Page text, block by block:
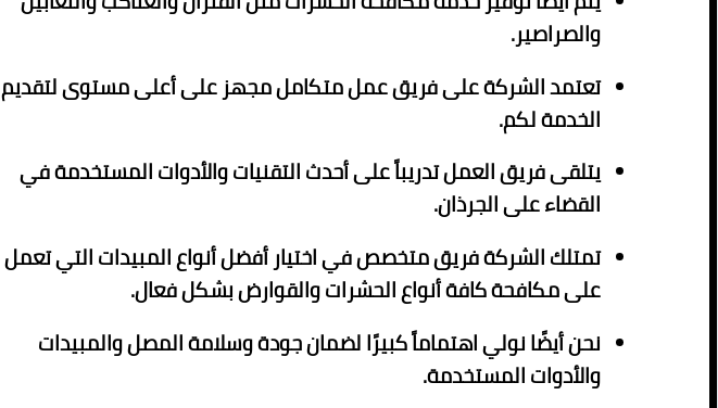
والصراصير.
تعتمد الشركة على فريق عمل متكامل مجهز على أعلى مستوى لتقديم
الخدمة لكم.
يتلقى فريق العمل تدريباً على أحدث التقنيات والأدوات المستخدمة في
القضاء على الجرذان.
تمتلك الشركة فريق متخصص في اختيار أفضل أنواع المبيدات التي تعمل
على مكافحة كافة أنواع الحشرات والقوارض بشكل فعال.
نحن أيضًا نولي اهتماماً كبيرًا لضمان جودة وسلامة المصل والمبيدات
والأدوات المستخدمة.